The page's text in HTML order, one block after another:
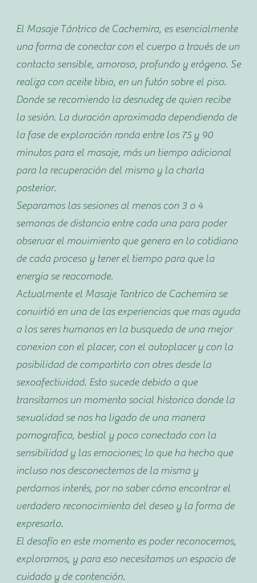
El Masaje Tántrico de Cachemira, es esencialmente
una forma de conectar con el cuerpo a través de un
contacto sensible, amoroso, profundo y erógeno. Se
realiza con aceite tibio, en un futón sobre el piso.
Donde se recomiendo la desnudez de quien recibe
la sesión. La duración aproximada dependiendo de
la fase de exploración ronda entre los 75 y 90
minutos para el masaje, más un tiempo adicional
para la recuperación del mismo y la charla
posterior.
Separamos las sesiones al menos con 3 o 4
semanas de distancia entre cada una para poder
observar el movimiento que genera en lo cotidiano
de cada proceso y tener el tiempo para que la
energia se reacomode.
Actualmente el Masaje Tantrico de Cachemira se
convirtió en una de las experiencias que mas ayuda
a los seres humanos en la busqueda de una mejor
conexion con el placer, con el autoplacer y con la
posibilidad de compartirlo con otres desde la
sexoafectividad. Esto sucede debido a que
transitamos un momento social historico donde la
sexualidad se nos ha ligado de una manera
pornografica, bestial y poco conectado con la
sensibilidad y las emociones; lo que ha hecho que
incluso nos desconectemos de la misma y
perdamos interés, por no saber cómo encontrar el
verdadero reconocimiento del deseo y la forma de
expresarlo.
El desafío en este momento es poder reconocernos,
explorarnos, y para eso necesitamos un espacio de
cuidado y de contención.